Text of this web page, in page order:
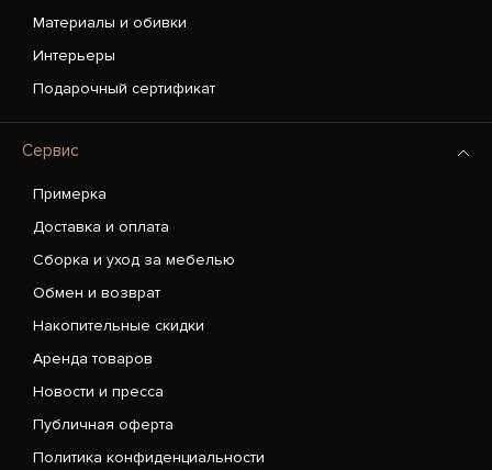
Материалы и обивки
Интерьеры
Подарочный сертификат
Сервис
Примерка
Доставка и оплата
Сборка и уход за мебелью
Обмен и возврат
Накопительные скидки
Аренда товаров
Новости и пресса
Публичная оферта
Политика конфиденциальности